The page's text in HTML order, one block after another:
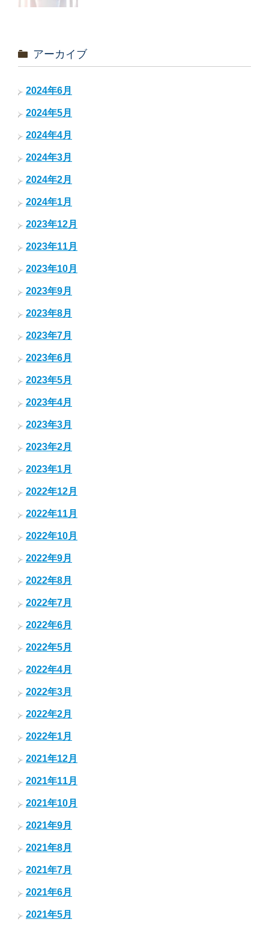
アーカイブ
2024年6月
2024年5月
2024年4月
2024年3月
2024年2月
2024年1月
2023年12月
2023年11月
2023年10月
2023年9月
2023年8月
2023年7月
2023年6月
2023年5月
2023年4月
2023年3月
2023年2月
2023年1月
2022年12月
2022年11月
2022年10月
2022年9月
2022年8月
2022年7月
2022年6月
2022年5月
2022年4月
2022年3月
2022年2月
2022年1月
2021年12月
2021年11月
2021年10月
2021年9月
2021年8月
2021年7月
2021年6月
2021年5月